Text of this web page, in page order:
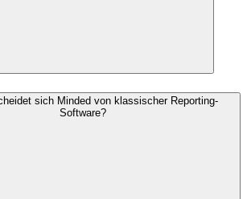
sich Minded von klassischer Reporting-
Software?